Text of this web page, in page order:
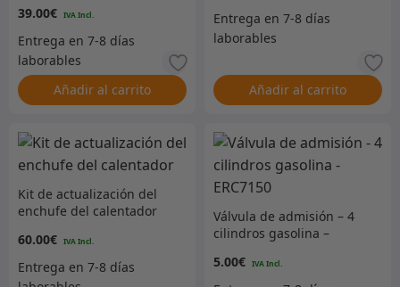
39.00€
Añadir al carrito Añadir al carrito
Kit de actualización del
enchufe del calentador
60.00€
Válvula de admisión – 4
cilindros gasolina –
5.00€